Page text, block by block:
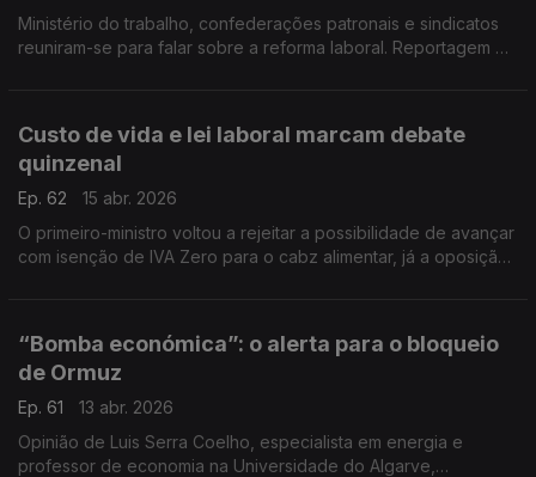
Ministério do trabalho, confederações patronais e sindicatos
reuniram-se para falar sobre a reforma laboral. Reportagem de
Custo de vida e lei laboral marcam debate
quinzenal
Ep. 62
15 abr. 2026
O primeiro-ministro voltou a rejeitar a possibilidade de avançar
com isenção de IVA Zero para o cabz alimentar, já a oposição
“Bomba económica”: o alerta para o bloqueio
de Ormuz
Ep. 61
13 abr. 2026
Opinião de Luis Serra Coelho, especialista em energia e
professor de economia na Universidade do Algarve,